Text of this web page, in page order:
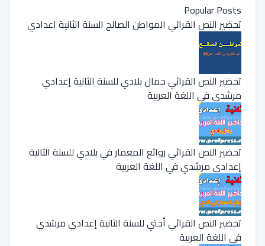
Popular Posts
تحضير النص القرائي المواطن الصالح السنة الثانية اعدادي
تحضير النص القرائي جمال بلادي للسنة الثانية إعدادي
مرشدي في اللغة العربية
تحضير النص القرائي روائع المعمار في بلادي للسنة الثانية
إعدادي مرشدي في اللغة العربية
تحضير النص القرائي أختي للسنة الثانية إعدادي مرشدي
في اللغة العربية